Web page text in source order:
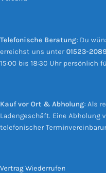
Telefonische Beratung: Du
erreichst uns unter01523-
15:00 bis 18:30 Uhr persönlich
Kauf vor Ort & Abholung: Als
Ladengeschäft. Eine Abholung
telefonischer
Vertrag Wiederrufen